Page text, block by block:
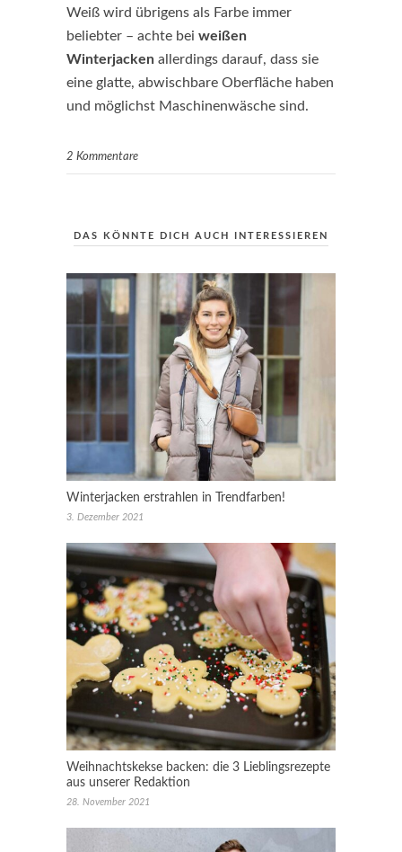
Weiß wird übrigens als Farbe immer
beliebter – achte bei weißen
Winterjacken allerdings darauf, dass sie
eine glatte, abwischbare Oberfläche haben
und möglichst Maschinenwäsche sind.
2 Kommentare
DAS KÖNNTE DICH AUCH INTERESSIEREN
Winterjacken erstrahlen in Trendfarben!
3. Dezember 2021
Weihnachtskekse backen: die 3 Lieblingsrezepte
aus unserer Redaktion
28. November 2021